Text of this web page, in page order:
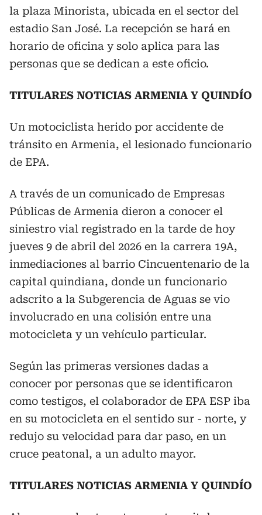
la plaza Minorista, ubicada en el sector del
estadio San José. La recepción se hará en
horario de oficina y solo aplica para las
personas que se dedican a este oficio.
TITULARES NOTICIAS ARMENIA Y QUINDÍO
Un motociclista herido por accidente de
tránsito en Armenia, el lesionado funcionario
de EPA.
A través de un comunicado de Empresas
Públicas de Armenia dieron a conocer el
siniestro vial registrado en la tarde de hoy
jueves 9 de abril del 2026 en la carrera 19A,
inmediaciones al barrio Cincuentenario de la
capital quindiana, donde un funcionario
adscrito a la Subgerencia de Aguas se vio
involucrado en una colisión entre una
motocicleta y un vehículo particular.
Según las primeras versiones dadas a
conocer por personas que se identificaron
como testigos, el colaborador de EPA ESP iba
en su motocicleta en el sentido sur - norte, y
redujo su velocidad para dar paso, en un
cruce peatonal, a un adulto mayor.
TITULARES NOTICIAS ARMENIA Y QUINDÍO